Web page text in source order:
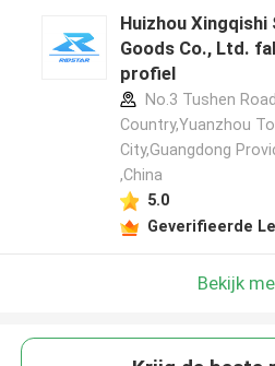
Huizhou
Goods Co., Ltd.
profiel
No.3 Tushen
Country,Yuanzhou
City,Guangdong
,China
5.0
Geverifieerde
Bekijk